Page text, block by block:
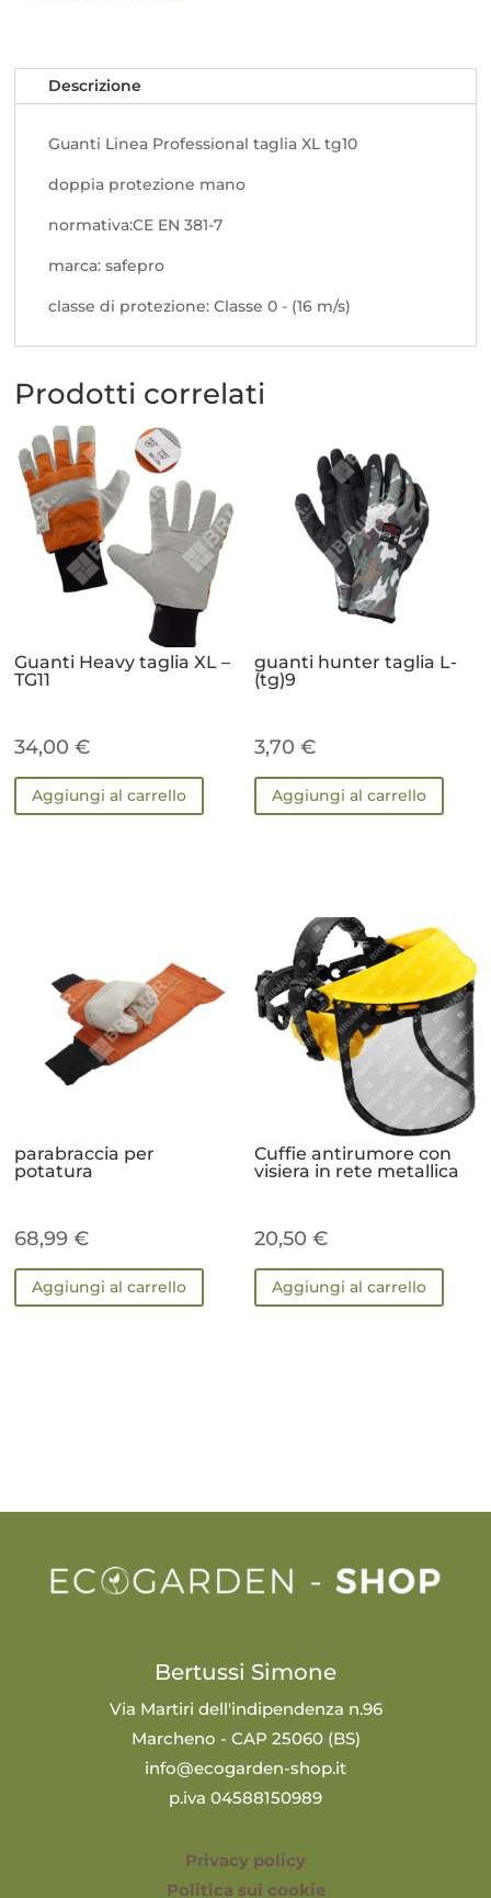
Descrizione
Guanti Linea Professional taglia XL tg10
doppia protezione mano
normativa:CE EN 381-7
marca: safepro
classe di protezione: Classe 0 - (16 m/s)
Prodotti correlati
Guanti Heavy taglia XL –
TG11
34,00€
Aggiungi al carrello
guanti hunter taglia L-
(tg)9
3,70€
Aggiungi al carrello
parabraccia per
potatura
68,99€
Aggiungi al carrello
Cuffie antirumore con
visiera in rete metallica
20,50€
Aggiungi al carrello
Bertussi Simone
Via Martiri dell'indipendenza n.96
Marcheno - CAP 25060 (BS)
info@ecogarden-shop.it
p.iva 04588150989
Privacy policy
Politica sui cookie